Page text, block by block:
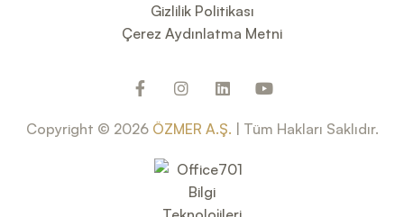
Gizlilik Politikası
Çerez Aydınlatma Metni
Copyright © 2026 ÖZMER A.Ş. | Tüm Hakları Saklıdır.